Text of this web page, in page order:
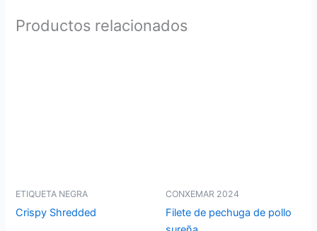
Productos relacionados
ETIQUETA NEGRA
Crispy Shredded
CONXEMAR 2024
Filete de pechuga de pollo